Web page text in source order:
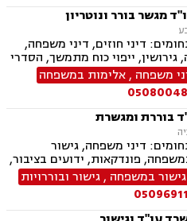
מגשר בורר ונוטריון
דיני חוזים, דיני משפחה,
ייפוי כוח מתמשך, הסדרי
וצוואות, הסכמי ממון, גישור
דיני עבודה, זכויות נשים
דירה
משפחה ,אלימות במשפחה
בוררת ומגשרת
דיני משפחה, גישור
פונדקאות, ידועים בציבור,
ממון, אבהות, מזונות, משמורת,
מינית, נישואים אזרחיים, אימוץ,
אישי, תיאום הורי, חטיפת ילדים,
ניכור הורי, ייפוי כוח מתמשך,
גישור במשפחה ,גישור ובוררויות